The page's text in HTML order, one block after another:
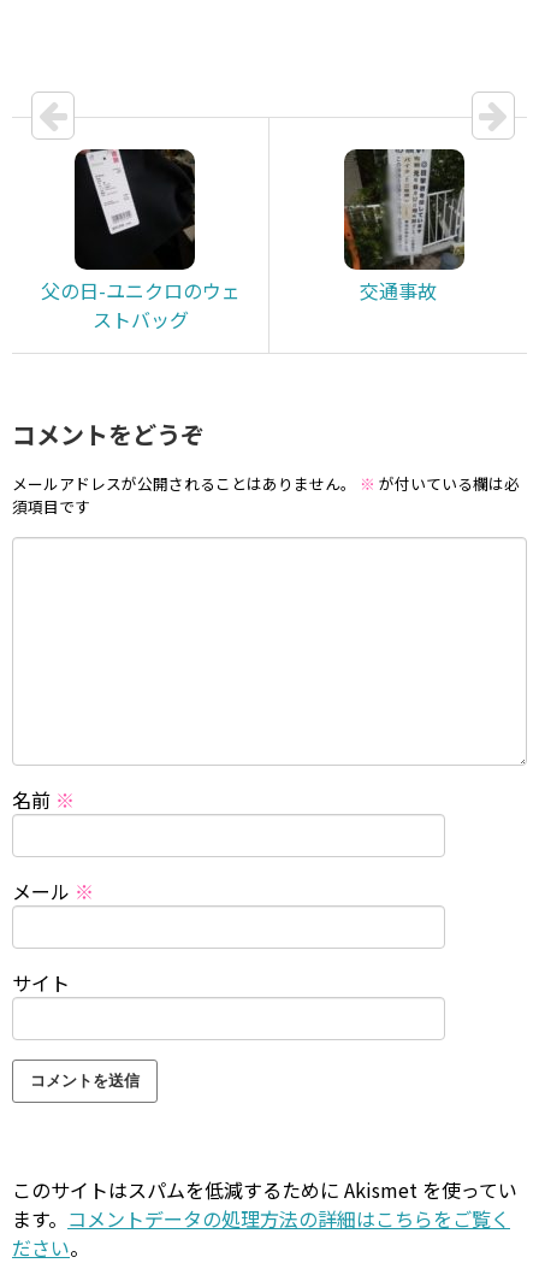
父の日-ユニクロのウェ
ストバッグ
交通事故
コメントをどうぞ
メールアドレスが公開されることはありません。 ※ が付いている欄は必
須項目です
名前 ※
メール ※
サイト
このサイトはスパムを低減するために Akismet を使ってい
ます。 コメントデータの処理方法の詳細はこちらをご覧く
ださい。